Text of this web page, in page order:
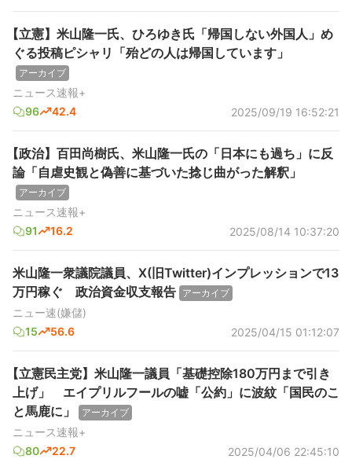
【立憲】米山隆一氏、ひろゆき氏「帰国しない外国人」め
ぐる投稿ピシャリ「殆どの人は帰国しています」
アーカイブ
ニュース速報+
96
42.4 2025/09/19 16:52:21
【政治】百田尚樹氏、米山隆一氏の「日本にも過ち」に反
論「自虐史観と偽善に基づいた捻じ曲がった解釈」
アーカイブ
ニュース速報+
91
16.2 2025/08/14 10:37:20
米山隆一衆議院議員、X(旧Twitter)インプレッションで13
万円稼ぐ 政治資金収支報告 アーカイブ
ニュー速(嫌儲)
15
56.6 2025/04/15 01:12:07
【立憲民主党】米山隆一議員「基礎控除180万円まで引き
上げ」 エイプリルフールの嘘「公約」に波紋「国民のこ
と馬鹿に」
アーカイブ
ニュース速報+
80
22.7 2025/04/06 22:45:10